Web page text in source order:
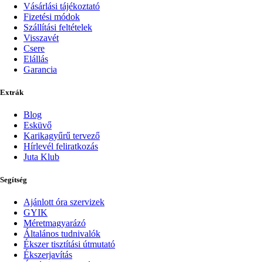
Vásárlási tájékoztató
Fizetési módok
Szállítási feltételek
Visszavét
Csere
Elállás
Garancia
Extrák
Blog
Esküvő
Karikagyűrű tervező
Hírlevél feliratkozás
Juta Klub
Segítség
Ajánlott óra szervizek
GYIK
Méretmagyarázó
Általános tudnivalók
Ékszer tisztítási útmutató
Ékszerjavítás